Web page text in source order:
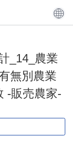
_14_農業
無別農業
-販売農家-